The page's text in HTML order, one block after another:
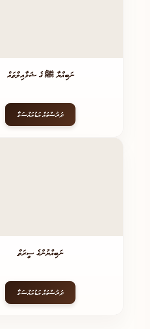
ނަބިއްޔާ ﷺ ގެ ޝަމާއިލްތައް
ދަރުސްތައް އަޑުއައްސަވާ
ނަބިއްޔުންގެ ސީރަތް
ދަރުސްތައް އަޑުއައްސަވާ